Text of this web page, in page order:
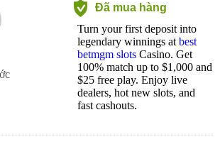
Đã mua hàng
Turn your first deposit into
legendary winnings at best
betmgm slots Casino. Get
100% match up to $1,000 and
$25 free play. Enjoy live
dealers, hot new slots, and
fast cashouts.